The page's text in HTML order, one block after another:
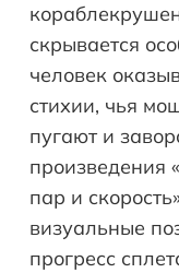
скрывается
человек
стихии, чья
пугают и
произведения
пар и
визуальные
прогресс